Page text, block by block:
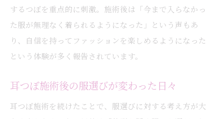
するつぼを重点的に刺激。施術後は「今まで入らなかっ
た服が無理なく着られるようになった」という声もあ
り、自信を持ってファッションを楽しめるようになった
という体験が多く報告されています。
耳つぼ施術後の服選びが変わった日々
耳つぼ施術を続けたことで、服選びに対する考え方が大